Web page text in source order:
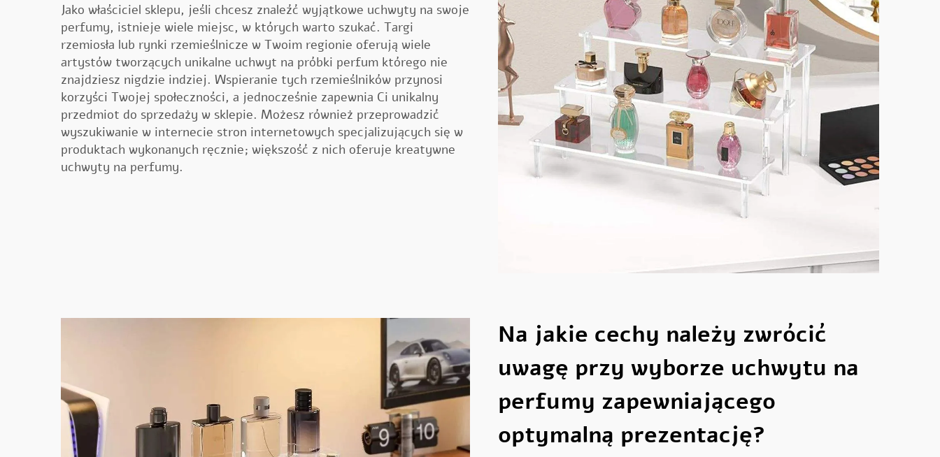
Jako właściciel sklepu, jeśli chcesz znaleźć wyjątkowe uchwyty na swoje
perfumy, istnieje wiele miejsc, w których warto szukać. Targi
rzemiosła lub rynki rzemieślnicze w Twoim regionie oferują wiele
artystów tworzących unikalne uchwyt na próbki perfum którego nie
znajdziesz nigdzie indziej. Wspieranie tych rzemieślników przynosi
korzyści Twojej społeczności, a jednocześnie zapewnia Ci unikalny
przedmiot do sprzedaży w sklepie. Możesz również przeprowadzić
wyszukiwanie w internecie stron internetowych specjalizujących się w
produktach wykonanych ręcznie; większość z nich oferuje kreatywne
uchwyty na perfumy.
Na jakie cechy należy zwrócić
uwagę przy wyborze uchwytu na
perfumy zapewniającego
optymalną prezentację?